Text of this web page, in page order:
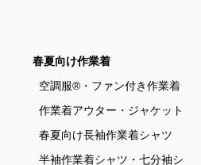
春夏向け作業着
空調服®・ファン付き作業着
作業着アウター・ジャケット
春夏向け長袖作業着シャツ
半袖作業着シャツ・七分袖シ